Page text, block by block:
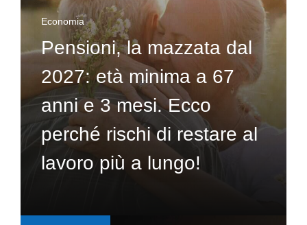
Economia
Pensioni, la mazzata dal
2027: età minima a 67
anni e 3 mesi. Ecco
perché rischi di restare al
lavoro più a lungo!